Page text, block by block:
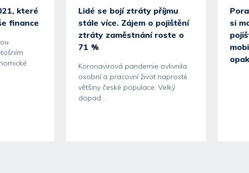
které
finance
Lidé se bojí ztráty příjmu
stále více. Zájem o pojištění
ztráty zaměstnání roste o
71 %
Koronavirová pandemie ovlivnila
osobní a pracovní život naprosté
většiny české populace. Velký
dopad...
si